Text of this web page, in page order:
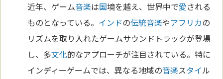
近年、ゲーム音楽は国境を越え、世界中で愛される
ものとなっている。 インドの伝統音楽やアフリカの
リズムを取り入れたゲームサウンドトラックが登場
し、多文化的なアプローチが注目されている。特に
インディーゲームでは、異なる地域の音楽スタイル